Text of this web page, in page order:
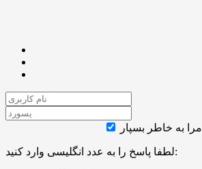
مرا به خاطر بسپار
لطفا پاسخ را به عدد انگلیسی وارد کنید: